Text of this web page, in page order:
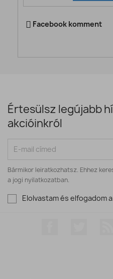
Facebook komment
Értesülsz legújabb
akcióinkról
Bármikor leiratkozhatsz. Ehhez
a jogi nyilatkozatban.
Elolvastam és elfogadom